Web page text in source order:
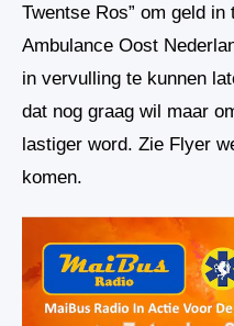
Twentse Ros” om geld
Ambulance Oost
in vervulling te kunnen
dat nog graag wil maar
lastiger word. Zie Flyer
komen.